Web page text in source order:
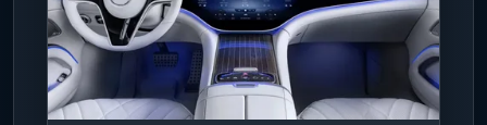
avea loc la Monterey Car Week ,
evenimentul din SUA care începe în acest
weekend și care este, tradițional, o scenă
pentru lansări și proiecte de colecție în
cu propulsie termică (ardere internă,
inclusiv GPL/GNC) și pentru autovehiculele
cu propulsie hibrid este încă în derulare.
Bugetul disponibil indicat de AFM este de
35.302.000 de lei , iar înscrierile se pot face
puncte procentuale peste nivelul din
trimestrul II 2025. Dinamica „vehiculelor
noi”: avans la autoturisme, recul la
autobuze și microbuze Pentru
înmatriculările noi de vehicule rutiere noi
convertite în acțiuni, Chery ar ajunge să
dețină aproximativ 10% din compania sud-
coreeană. Pentru Chery, miza declarată
este consolidarea influenței pe piețele